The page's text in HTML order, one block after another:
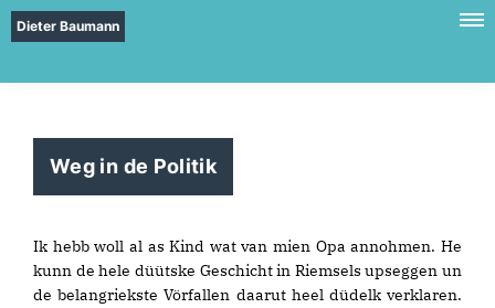
Dieter Baumann
Weg in de Politik
Ik hebb woll al as Kind wat van mien Opa annohmen. He
kunn de hele düütske Geschicht in Riemsels upseggen un
de belangriekste Vörfallen daarut heel düdelk verklaren.